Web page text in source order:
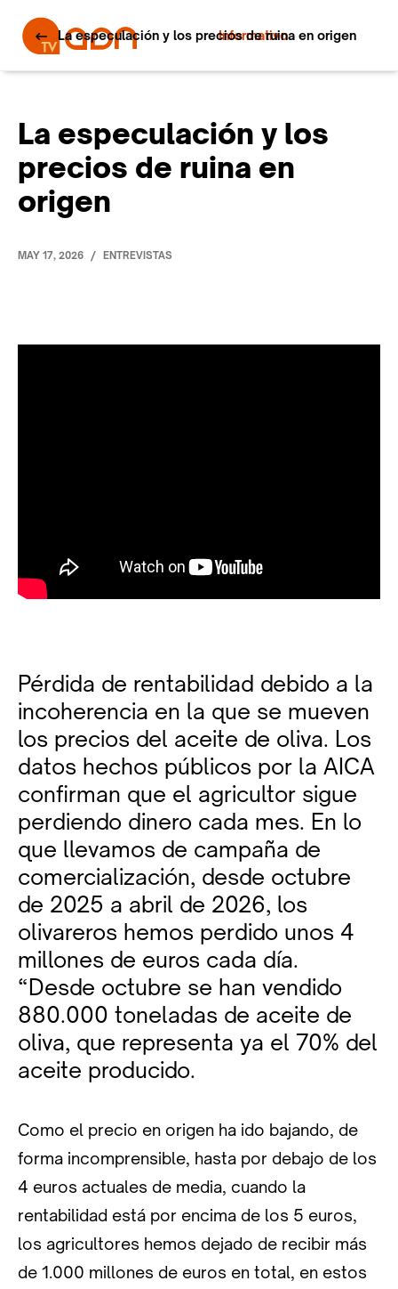
Informativo
La especulación y los precios de ruina en origen
La especulación y los
precios de ruina en
origen
MAY 17, 2026 / ENTREVISTAS
Pérdida de rentabilidad debido a la
incoherencia en la que se mueven
los precios del aceite de oliva. Los
datos hechos públicos por la AICA
confirman que el agricultor sigue
perdiendo dinero cada mes. En lo
que llevamos de campaña de
comercialización, desde octubre
de 2025 a abril de 2026, los
olivareros hemos perdido unos 4
millones de euros cada día.
“Desde octubre se han vendido
880.000 toneladas de aceite de
oliva, que representa ya el 70% del
aceite producido.
Como el precio en origen ha ido bajando, de
forma incomprensible, hasta por debajo de los
4 euros actuales de media, cuando la
rentabilidad está por encima de los 5 euros,
los agricultores hemos dejado de recibir más
de 1.000 millones de euros en total, en estos